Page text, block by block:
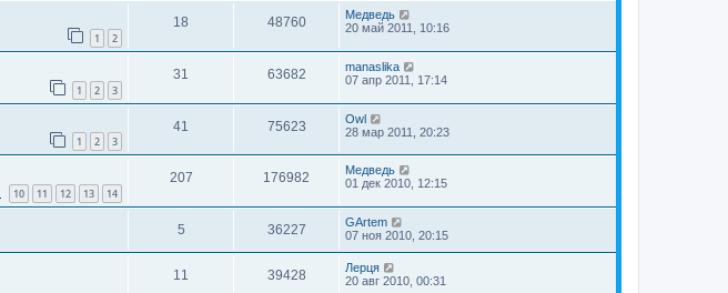
1 2
18 48760
Медведь
20 май 2011, 10:16
1 2 3
31 63682
manaslika
07 апр 2011, 17:14
1 2 3
41 75623
Owl
28 мар 2011, 20:23
10 11 12 13 14
207 176982
Медведь
01 дек 2010, 12:15
5 36227
GArtem
07 ноя 2010, 20:15
11 39428
Лерця
20 авг 2010, 00:31